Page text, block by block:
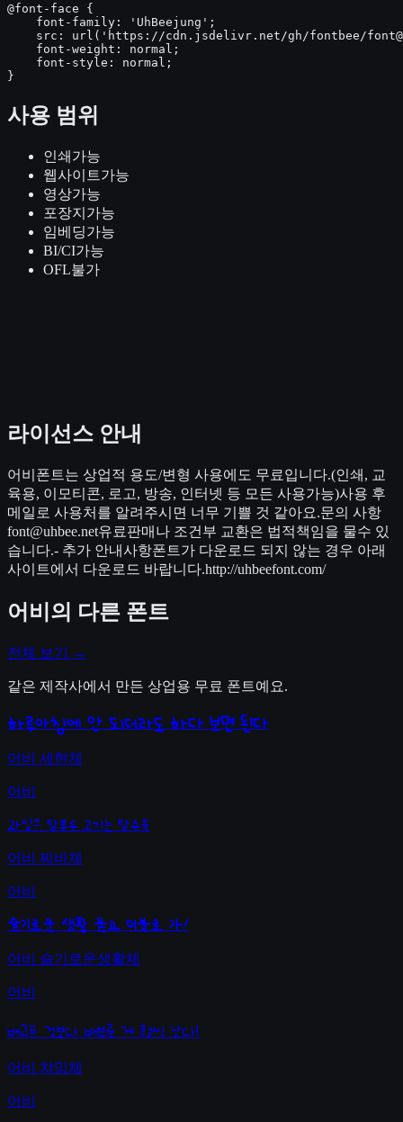
@font-face {
    font-family: 'UhBeejung';
src: url('https://cdn.jsdelivr.net/gh/fontbee/
    font-weight: normal;
    font-style: normal;
}
사용 범위
인쇄 가능
웹사이트가능
영상가능
포장지 가능
임베딩가능
BI/CI가능
OFL불가
라이선스 안내
어비폰트는 상업적 용도/변형 사용에도 무료입니다.(인쇄, 교
육용, 이모티콘, 로고, 방송, 인터넷 등 모든 사용가능)사용 후
메일로 사용처를 알려주시면 너무 기쁠 것 같아요.문의 사항
font@uhbee.net유료판매나 조건부 교환은 법적책임을 물수 있
습니다.- 추가 안내사항폰트가 다운로드 되지 않는 경우 아래
사이트에서 다운로드 바랍니다.http://uhbeefont.com/
어비 의 다른 폰트
전체 보기 →
같은 제작사에서 만든 상업용 무료 폰트예요.
하루아침에 안 되더라도 하다 보면 된다
어비 세현체
어비
과일은 탕후루 고기는 탕수육
어비 찌바체
어비
슬기로운 생활 묻고 더블로 가!
어비 슬기로운생활체
어비
배고픈 것보다 배부른 게 훨씬 낫다!
어비 챠밍체
어비